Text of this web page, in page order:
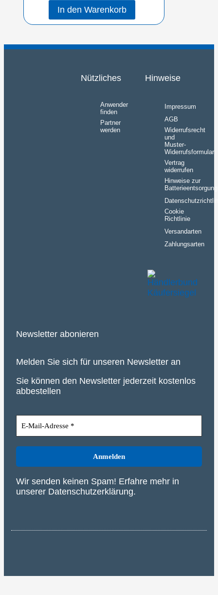
In den Warenkorb
Nützliches
Anwender
finden
Partner
werden
Hinweise
Impressum
AGB
Widerrufsrecht
und
Muster-
Widerrufsformular
Vertrag
widerrufen
Hinweise zur
Batterieentsorgung
Cookie
Richtlinie
Versandarten
Zahlungsarten
Newsletter abonieren
Melden Sie sich für unseren Newsletter an
Sie können den Newsletter jederzeit kostenlos
abbestellen
Wir senden keinen Spam! Erfahre mehr in
unserer Datenschutzerklärung.